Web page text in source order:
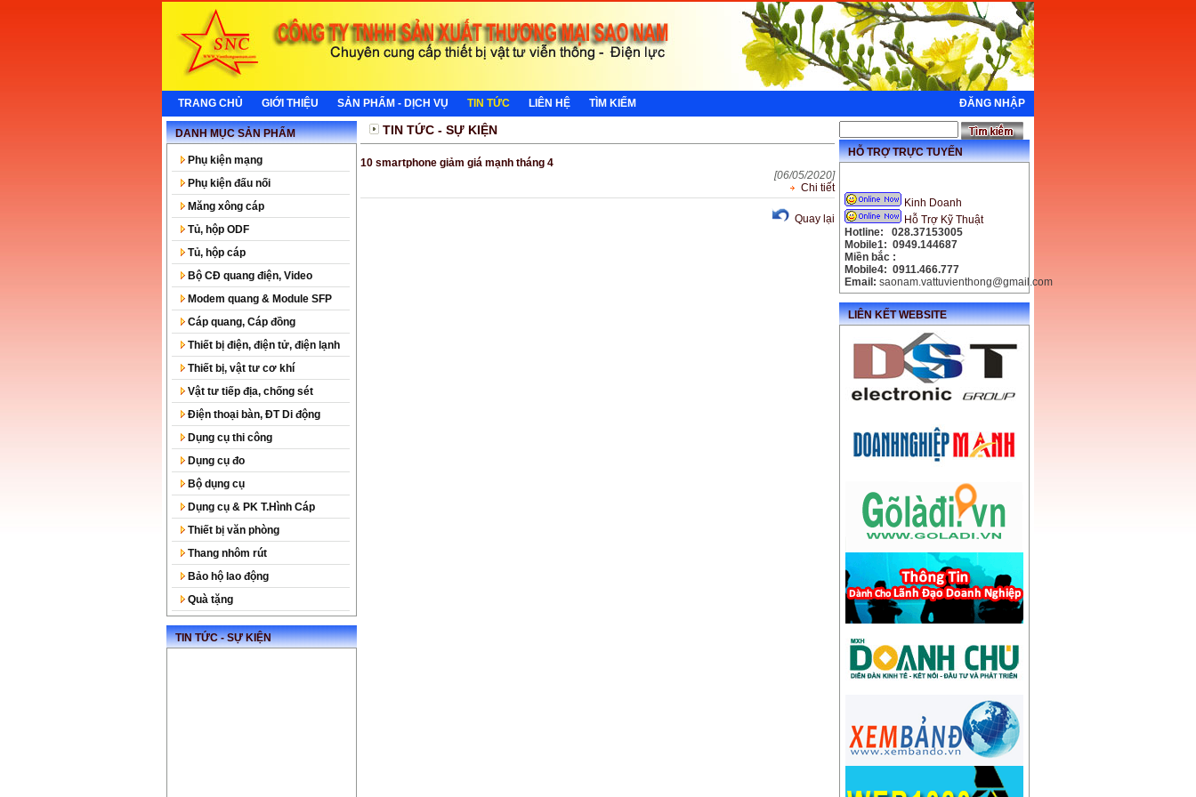
TRANG CHỦ GIỚI THIỆU SẢN PHẨM - DỊCH VỤ TIN TỨC LIÊN HỆ TÌM KIẾM ĐĂNG NHẬP
DANH MỤC SẢN PHẨM
Phụ kiện mạng
Phụ kiện đấu nối
Măng xông cáp
Tủ, hộp ODF
Tủ, hộp cáp
Bộ CĐ quang điện, Video
Modem quang & Module SFP
Cáp quang, Cáp đồng
Thiết bị điện, điện tử, điện lạnh
Thiết bị, vật tư cơ khí
Vật tư tiếp địa, chống sét
Điện thoại bàn, ĐT Di động
Dụng cụ thi công
Dụng cụ đo
Bộ dụng cụ
Dụng cụ & PK T.Hình Cáp
Thiết bị văn phòng
Thang nhôm rút
Bảo hộ lao động
Quà tặng
TIN TỨC - SỰ KIỆN
TIN TỨC - SỰ KIỆN
10 smartphone giảm giá mạnh tháng 4
[06/05/2020]
Chi tiết
Quay lại
HỖ TRỢ TRỰC TUYẾN
Kinh Doanh
Hỗ Trợ Kỹ Thuật
Hotline: 028.37153005
Mobile1: 0949.144687
Miền bắc :
Mobile4: 0911.466.777
Email: saonam.vattuvienthong@gmail.com
LIÊN KẾT WEBSITE